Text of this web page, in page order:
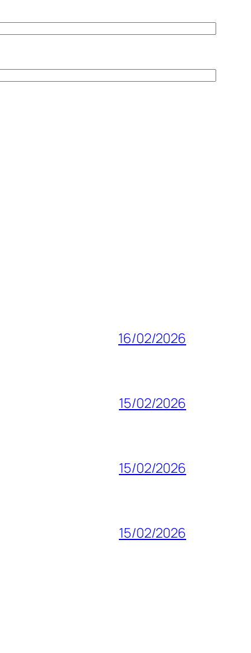
16/02/2026
15/02/2026
15/02/2026
15/02/2026